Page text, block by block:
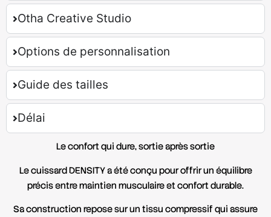
Otha Creative Studio
Options de personnalisation
Guide des tailles
Délai
Le confort qui dure, sortie après sortie
Le cuissardDENSITYa été conçu pour offrir un équilibre
précis entre maintien musculaire et confort durable.
Sa construction repose sur un tissu compressif qui assure